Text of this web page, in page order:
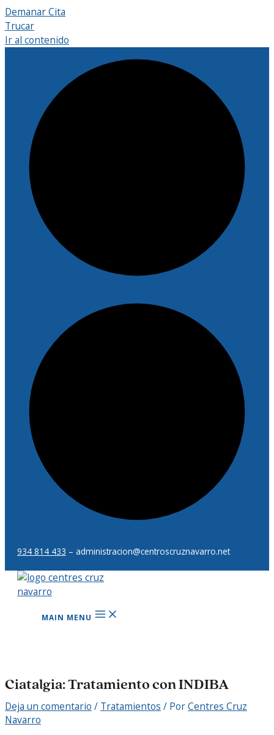
Demanar Cita
Trucar
Ir al contenido
934 814 433 – administracion@centroscruznavarro.net
MAIN MENU
Ciatalgia: Tratamiento con INDIBA
Deja un comentario / Tratamientos / PorCentres Cruz
Navarro